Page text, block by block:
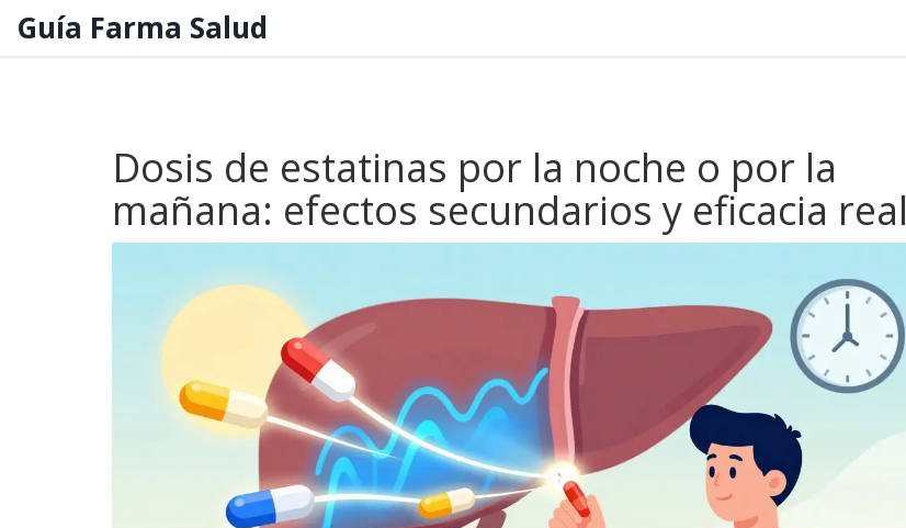
Guía Farma Salud
Dosis de estatinas por la noche o por la
mañana: efectos secundarios y eficacia real